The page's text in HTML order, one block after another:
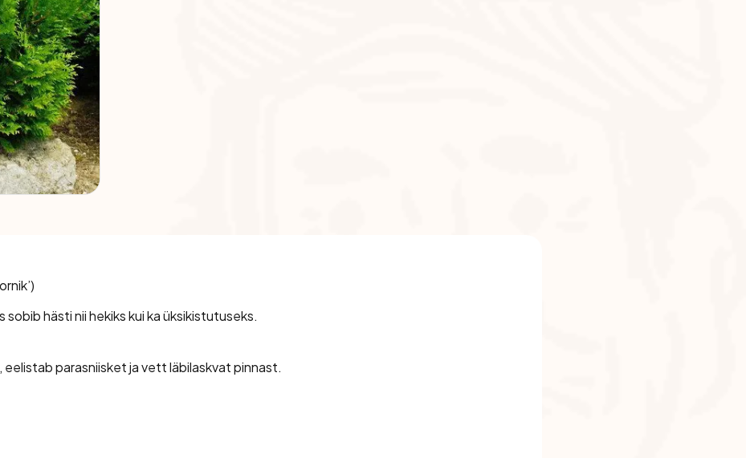
)
sobib hästi nii hekiks kui ka üksikistutuseks.
eelistab parasniisket ja vett läbilaskvat pinnast.